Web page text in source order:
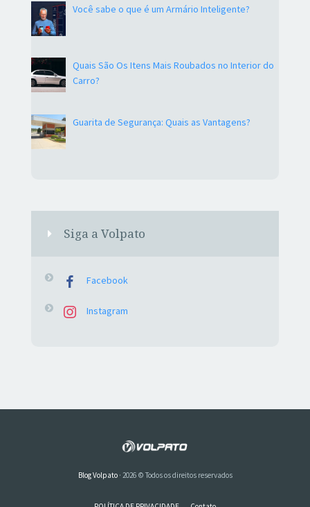
Você sabe o que é um Armário Inteligente?
Quais São Os Itens Mais Roubados no Interior do
Carro?
Guarita de Segurança: Quais as Vantagens?
Siga a Volpato
Facebook
Instagram
Blog Volpato· 2026 © Todos os direitos reservados